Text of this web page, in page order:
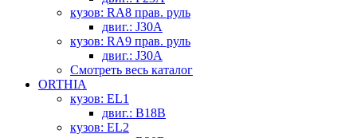
кузов: RA8 прав. руль
двиг.: J30A
кузов: RA9 прав. руль
двиг.: J30A
Смотреть весь каталог
ORTHIA
кузов: EL1
двиг.: B18B
кузов: EL2